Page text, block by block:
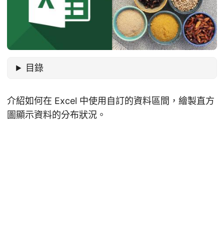
目錄
介紹如何在 Excel 中使用自訂的資料區間，繪製直方
圖顯示資料的分布狀況。